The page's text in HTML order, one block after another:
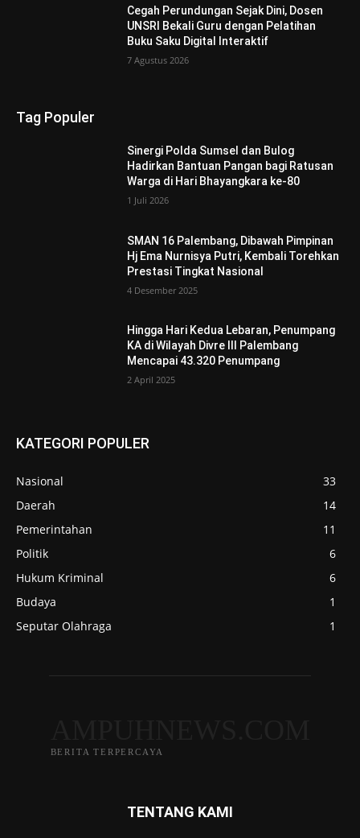
Cegah Perundungan Sejak Dini, Dosen
UNSRI Bekali Guru dengan Pelatihan
Buku Saku Digital Interaktif
7 Agustus 2026
Tag Populer
Sinergi Polda Sumsel dan Bulog
Hadirkan Bantuan Pangan bagi Ratusan
Warga di Hari Bhayangkara ke-80
1 Juli 2026
SMAN 16 Palembang, Dibawah Pimpinan
Hj Ema Nurnisya Putri, Kembali Torehkan
Prestasi Tingkat Nasional
4 Desember 2025
Hingga Hari Kedua Lebaran, Penumpang
KA di Wilayah Divre III Palembang
Mencapai 43.320 Penumpang
2 April 2025
KATEGORI POPULER
Nasional
33
Daerah
14
Pemerintahan
11
Politik
6
Hukum Kriminal
6
Budaya
1
Seputar Olahraga
1
BERITA TERPERCAYA
TENTANG KAMI